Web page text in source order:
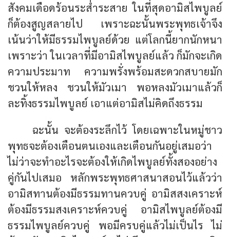
สังคมเดือดร้อนระส่ำระสาย ในที่สุดอามิสไพบูลย์
ก็ต้องสูญสลายไป เพราะฉะนั้นพระพุทธเจ้าจึง
เน้นว่าให้มีธรรมไพบูลย์ด้วย แต่โลกนี้ยากนักหนา
เพราะว่า ในเวลาที่มีอามิสไพบูลย์แล้ว ก็มักจะเกิด
ความประมาท ความพรั่งพร้อมสะดวกสบายมัก
ชวนให้หลง ชวนให้มัวเมา พอหลงมัวเมาแล้วก็
ละทิ้งธรรมไพบูลย์ เอาแต่อามิสไม่คิดถึงธรรม
ฉะนั้น จะต้องระลึกไว้ โดยเฉพาะในหมู่ชาว
พุทธจะต้องเตือนตนเองและเตือนกันอยู่เสมอว่า
ไม่ว่าจะทำอะไรจะต้องให้เกิดไพบูลย์ทั้งสองอย่าง
คู่กันไปเสมอ หลักพระพุทธศาสนาสอนไว้แล้วว่า
อามิสทานต้องมีธรรมทานควบคู่ อามิสสงเคราะห์
ต้องมีธรรมสงเคราะห์ควบคู่ อามิสไพบูลย์ต้องมี
ธรรมไพบูลย์ควบคู่ พอมีครบคู่แล้วไม่เป็นไร ไม่